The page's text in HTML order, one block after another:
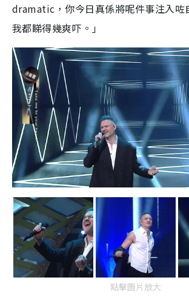
dramatic，你今日真係將呢件事注入咗
我都睇得幾爽吓。」
點擊圖片放大